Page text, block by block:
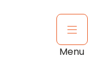
Open
Menu